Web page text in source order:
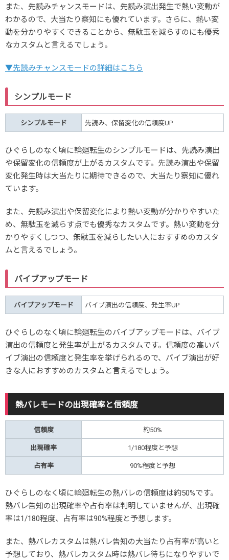
また、先読みチャンスモードは、先読み演出発生で熱い変動が
わかるので、大当たり察知にも優れています。さらに、熱い変
動を分かりやすくできることから、無駄玉を減らすのにも優秀
なカスタムと言えるでしょう。
▼先読みチャンスモードの詳細はこちら
シンプルモード
シンプルモード 先読み、保留変化の信頼度UP
ひぐらしのなく頃に輪廻転生のシンプルモードは、先読み演出
や保留変化の信頼度が上がるカスタムです。先読み演出や保留
変化発生時は大当たりに期待できるので、大当たり察知に優れ
ています。
また、先読み演出や保留変化により熱い変動が分かりやすいた
め、無駄玉を減らす点でも優秀なカスタムです。熱い変動を分
かりやすくしつつ、無駄玉を減らしたい人におすすめのカスタ
ムと言えるでしょう。
バイブアップモード
バイブアップモード バイブ演出の信頼度、発生率UP
ひぐらしのなく頃に輪廻転生のバイブアップモードは、バイブ
演出の信頼度と発生率が上がるカスタムです。信頼度の高いバ
イブ演出の信頼度と発生率を挙げられるので、バイブ演出が好
きな人におすすめのカスタムと言えるでしょう。
熱バレモードの出現確率と信頼度
信頼度 約50%
出現確率 1/180程度と予想
占有率 90%程度と予想
ひぐらしのなく頃に輪廻転生の熱バレの信頼度は約50%です。
熱バレ告知の出現確率や占有率は判明していませんが、出現確
率は1/180程度、占有率は90%程度と予想します。
また、熱バレカスタムは熱バレ告知の大当たり占有率が高いと
予想しており、熱バレカスタム時は熱バレ待ちになりやすいで